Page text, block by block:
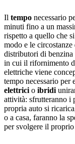
Il tempo necessario
minuti fino a un
rispetto a quello che
modo e le
distributori di benzina
in cui il rifornimento
elettriche viene
tempo necessario per
elettrici o ibridi
attività: sfrutteranno i
propria auto si
o a casa, faranno la
per svolgere il